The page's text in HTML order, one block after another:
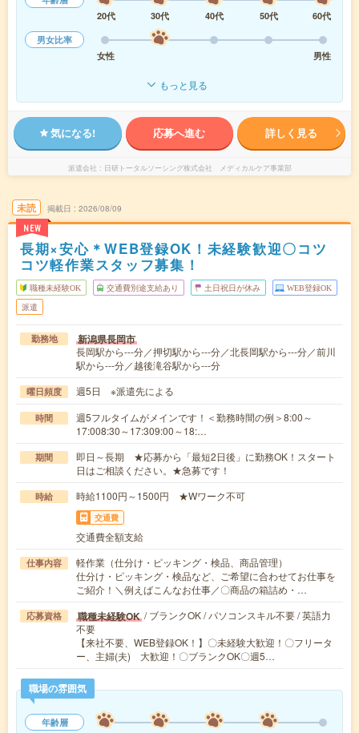
20代
30代 40代 50代
60代
男女比率
女性
男性
もっと見る
気になる! 応募へ進む 詳しく見る
派遣会社 日研トータルソーシング株式会社 メディカルケア事業部
未読
NEW
掲載日 2026/08/09
長期×安心＊WEB登録OK！未経験歓迎〇コツ
コツ軽作業スタッフ募集！
職種未経験OK 交通費別途支給あり 土日祝日が休み WEB登録OK
派遣
勤務地 新潟県長岡市
長岡駅から---分／押切駅から---分／北長岡駅から---分／前川
駅から---分／越後滝谷駅から---分
曜日頻度 週5日 ※派遣先による
時間
週5フルタイムがメインです！＜勤務時間の例＞8:00～
17:008:30～17:309:00～18:…
期間
即日～長期 ★応募から「最短2日後」に勤務OK！スタート
日はご相談ください。★急募です！
時給 時給1100円～1500円 ★Wワーク不可
交通費
交通費全額支給
仕事内容
軽作業（仕分け・ピッキング・検品、商品管理）
仕分け・ピッキング・検品など、ご希望に合わせてお仕事を
ご紹介！＼例えばこんなお仕事／〇商品の箱詰め・…
応募資格 職種未経験OK / ブランクOK / パソコンスキル不要 / 英語力
不要
【来社不要、WEB登録OK！】〇未経験大歓迎！〇フリータ
ー、主婦(夫) 大歓迎！〇ブランクOK〇週5…
職場の雰囲気
年齢層